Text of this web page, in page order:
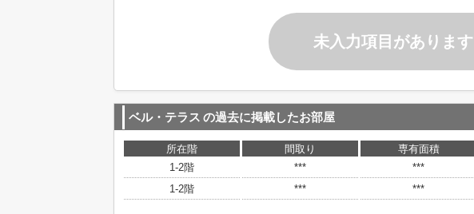
未入力項目があります
ベル・テラス の過去に掲載したお部屋
所在階 間取り 専有面積
1-2階
*** ***
1-2階
*** ***